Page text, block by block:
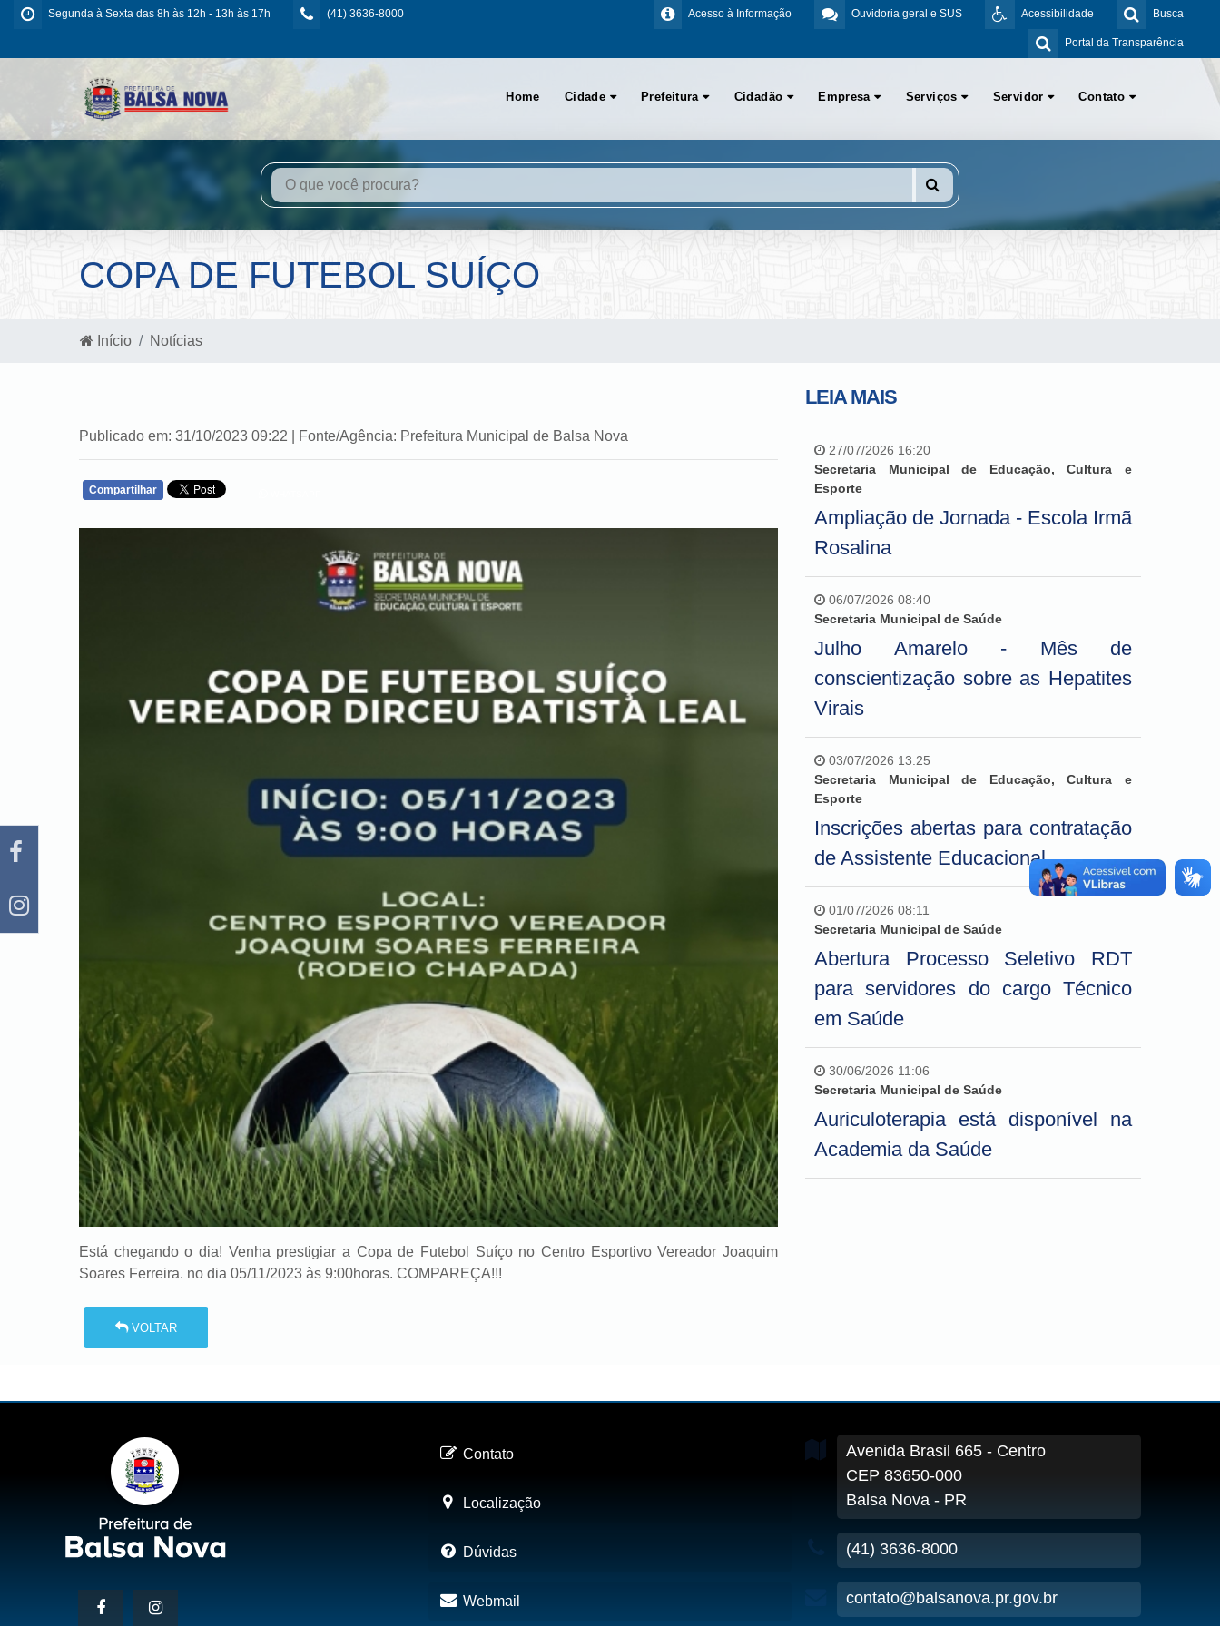
Segunda à Sexta das 8h às 12h - 13h às 17h (41) 3636-8000 Busca
Acessibilidade
Ouvidoria geral e SUS
Acesso à Informação
Portal da Transparência
Home Cidade Prefeitura Cidadão Empresa Serviços Servidor Contato
COPA DE FUTEBOL SUÍÇO
Início Notícias
Publicado em: 31/10/2023 09:22 | Fonte/Agência: Prefeitura Municipal de Balsa Nova
Compartilhar
Está chegando o dia! Venha prestigiar a Copa de Futebol Suíço no Centro Esportivo Vereador Joaquim
Soares Ferreira. no dia 05/11/2023 às 9:00horas. COMPAREÇA!!!
VOLTAR
LEIA MAIS
27/07/2026 16:20
Secretaria Municipal de Educação, Cultura e
Esporte
Ampliação de Jornada - Escola Irmã
Rosalina
06/07/2026 08:40
Secretaria Municipal de Saúde
Julho Amarelo - Mês de
conscientização sobre as Hepatites
Virais
03/07/2026 13:25
Secretaria Municipal de Educação, Cultura e
Esporte
Inscrições abertas para contratação
de Assistente Educacional
01/07/2026 08:11
Secretaria Municipal de Saúde
Abertura Processo Seletivo RDT
para servidores do cargo Técnico
em Saúde
30/06/2026 11:06
Secretaria Municipal de Saúde
Auriculoterapia está disponível na
Academia da Saúde
Contato
Localização
Dúvidas
Webmail
Avenida Brasil 665 - Centro
CEP 83650-000
Balsa Nova - PR
(41) 3636-8000
contato@balsanova.pr.gov.br